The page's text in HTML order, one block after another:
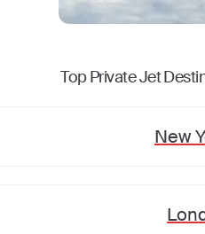
Top Private Jet
New